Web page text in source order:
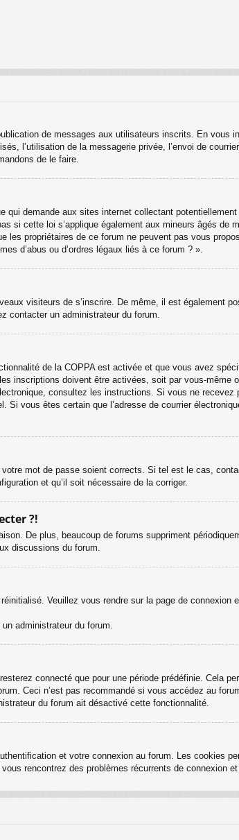
de messages aux utilisateurs inscrits. En
l’utilisation de la messagerie privée, l’envoi de
de le faire.
demande aux sites internet collectant
si cette loi s’applique également aux mineurs âgés
propriétaires de ce forum ne peuvent pas vous
d’abus ou d’ordres légaux liés à ce forum ? ».
visiteurs de s’inscrire. De même, il est également
contacter un administrateur du forum.
de la COPPA est activée et que vous avez
inscriptions doivent être activées, soit par vous-même
consultez les instructions. Si vous ne
vous êtes certain que l’adresse de courrier
mot de passe soient corrects. Si tel est le cas,
et qu’il soit nécessaire de la corriger.
?!
De plus, beaucoup de forums suppriment
discussions du forum.
Veuillez vous rendre sur la page de connexion
administrateur du forum.
connecté que pour une période prédéfinie. Cela
Ceci n’est pas recommandé si vous accédez au
du forum ait désactivé cette fonctionnalité.
et votre connexion au forum. Les cookies
rencontrez des problèmes récurrents de connexion